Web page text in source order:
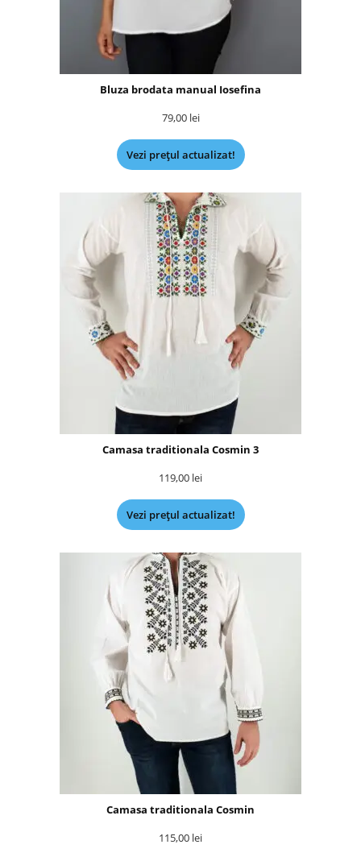
Bluza brodata manual Iosefina
79,00 lei
Vezi prețul actualizat!
Camasa traditionala Cosmin 3
119,00 lei
Vezi prețul actualizat!
Camasa traditionala Cosmin
115,00 lei